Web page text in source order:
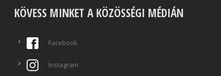
KÖVESS MINKET A KÖZÖSSÉGI MÉDIÁN
Facebook
Instagram